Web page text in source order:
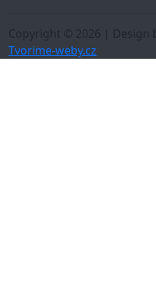
Copyright © 2026 | Design
Tvorime-weby.cz